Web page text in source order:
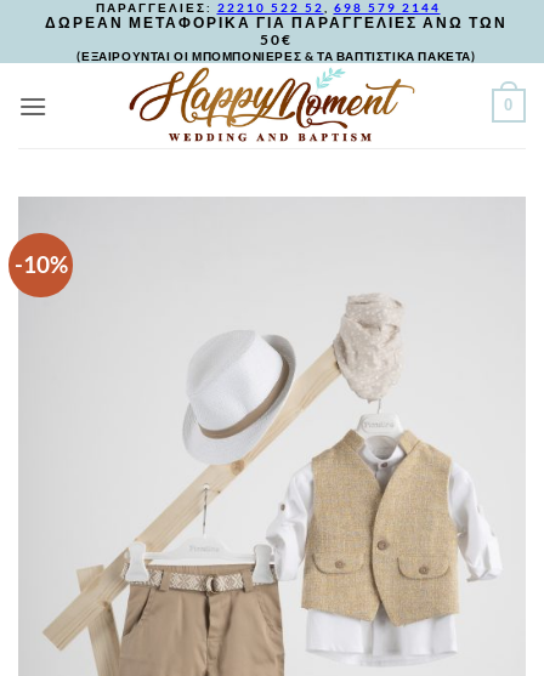
ΠΑΡΑΓΓΕΛΙΕΣ: 22210 522 52 698 579 2144
ΔΩΡΕΑΝ ΜΕΤΑΦΟΡΙΚΑ ΓΙΑ ΠΑΡΑΓΓΕΛΙΕΣ ΑΝΩ ΤΩΝ
50€
(ΕΞΑΙΡΟΥΝΤΑΙ ΟΙ ΜΠΟΜΠΟΝΙΕΡΕΣ & ΤΑ ΒΑΠΤΙΣΤΙΚΑ ΠΑΚΕΤΑ)
0
-10%